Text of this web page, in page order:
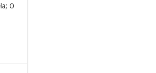
O